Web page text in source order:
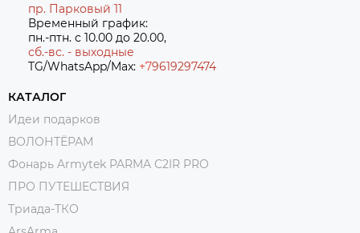
пр. Парковый 11
Временный график:
пн.-птн. с 10.00 до 20.00,
сб.-вс. - выходные
TG/WhatsApp/Max: +79619297474
КАТАЛОГ
Идеи подарков
ВОЛОНТЁРАМ
Фонарь Armytek PARMA C2IR PRO
ПРО ПУТЕШЕСТВИЯ
Триада-ТКО